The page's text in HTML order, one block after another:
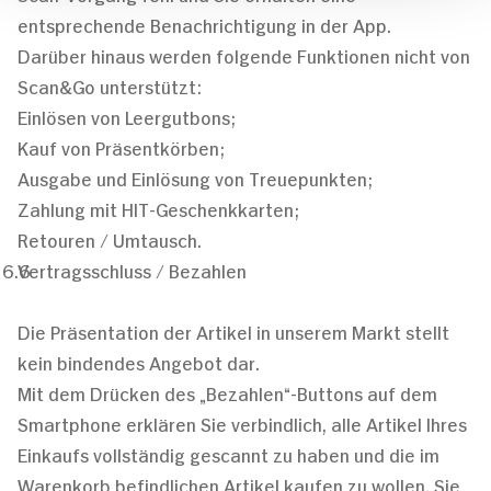
entsprechende Benachrichtigung in der App.
Darüber hinaus werden folgende Funktionen nicht von
Scan&Go unterstützt:
Einlösen von Leergutbons;
Kauf von Präsentkörben;
Ausgabe und Einlösung von Treuepunkten;
Zahlung mit HIT-Geschenkkarten;
Retouren / Umtausch.
Vertragsschluss / Bezahlen
Die Präsentation der Artikel in unserem Markt stellt
kein bindendes Angebot dar.
Mit dem Drücken des „Bezahlen“-Buttons auf dem
Smartphone erklären Sie verbindlich, alle Artikel Ihres
Einkaufs vollständig gescannt zu haben und die im
Warenkorb befindlichen Artikel kaufen zu wollen. Sie